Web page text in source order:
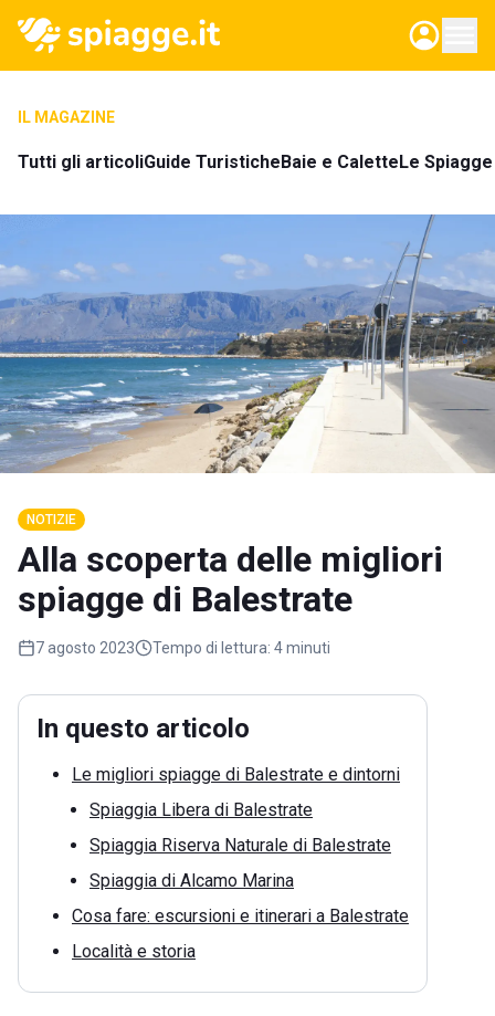
IL MAGAZINE
Tutti gli articoliGuide TuristicheBaie e CaletteLe
NOTIZIE
Alla scoperta delle migliori
spiagge di Balestrate
7 agosto 2023 Tempo di lettura: 4 minuti
In questo articolo
Le migliori spiagge di Balestrate e dintorni
Spiaggia Libera di Balestrate
Spiaggia Riserva Naturale di Balestrate
Spiaggia di Alcamo Marina
Cosa fare: escursioni e itinerari a Balestrate
Località e storia